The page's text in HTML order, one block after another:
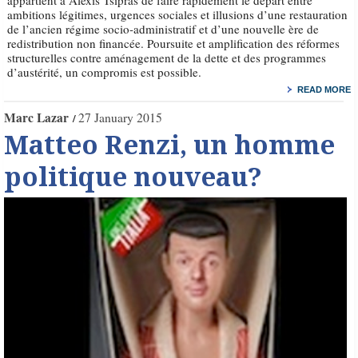
ambitions légitimes, urgences sociales et illusions d’une restauration
de l’ancien régime socio-administratif et d’une nouvelle ère de
redistribution non financée. Poursuite et amplification des réformes
structurelles contre aménagement de la dette et des programmes
d’austérité, un compromis est possible.
READ MORE
Marc Lazar 27 January 2015
Matteo Renzi, un homme
politique nouveau?